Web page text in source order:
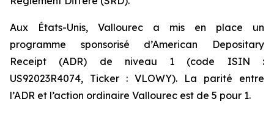
Aux États-Unis, Vallourec a mis en place un
programme sponsorisé d’American Depositary
Receipt (ADR) de niveau 1 (code ISIN :
US92023R4074, Ticker : VLOWY). La parité entre
l’ADR et l’action ordinaire Vallourec est de 5 pour 1.